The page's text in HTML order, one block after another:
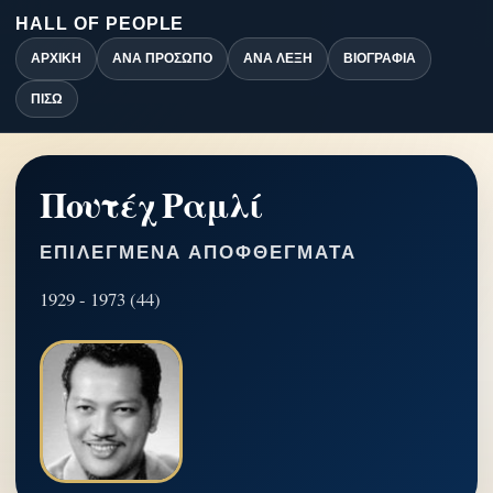
HALL OF PEOPLE
ΑΡΧΙΚΉ ΑΝΆ ΠΡΌΣΩΠΟ ΑΝΆ ΛΈΞΗ ΒΙΟΓΡΑΦΊΑ
ΠΊΣΩ
Πουτέχ Ραμλί
ΕΠΙΛΕΓΜΈΝΑ ΑΠΟΦΘΈΓΜΑΤΑ
1929 - 1973 (44)